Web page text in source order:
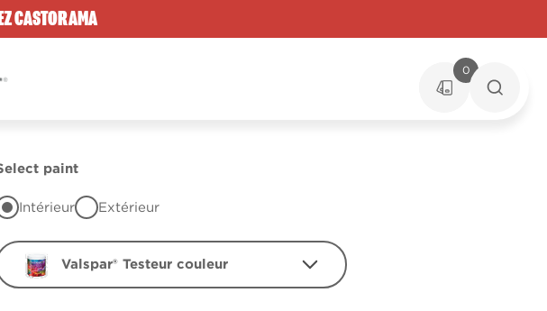
CASTORAMA
0
paint
Intérieur Extérieur
Valspar® Testeur couleur